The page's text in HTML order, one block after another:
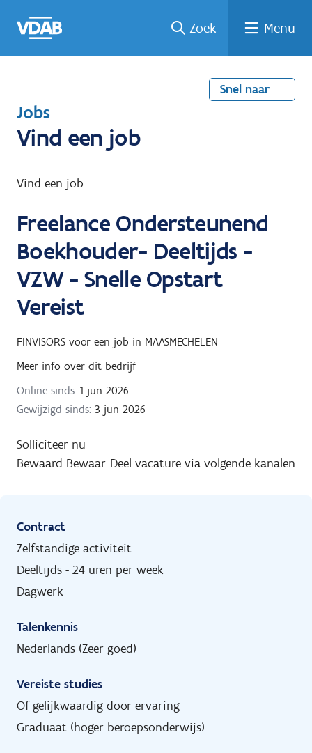
naar
een
een
job
naar
Zoek Menu
Snel naar
T
e
u
n
a
a
r
Jobs
Vind een job
Vind een job
Freelance Ondersteunend
Boekhouder- Deeltijds -
VZW - Snelle Opstart
Vereist
FINVISORS voor een job in MAASMECHELEN
Meer info over dit bedrijf
Online sinds: 1 jun 2026
Gewijzigd sinds: 3 jun 2026
Solliciteer nu
Bewaard Bewaar Deel vacature via volgende kanalen
Contract
Zelfstandige activiteit
Deeltijds - 24 uren per week
Dagwerk
Talenkennis
Nederlands (Zeer goed)
Vereiste studies
Of gelijkwaardig door ervaring
Graduaat (hoger beroepsonderwijs)